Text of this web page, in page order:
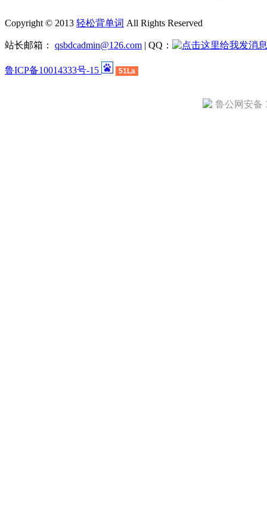
Copyright © 2013 轻松背单词 All Rights Reserved
站长邮箱： qsbdcadmin@126.com | QQ：
鲁ICP备10014333号-15 51La
鲁公网安备